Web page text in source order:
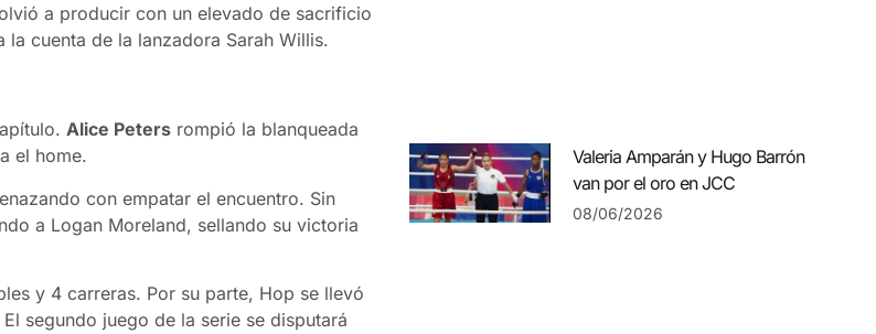
a producir con un elevado de sacrificio
cuenta de la lanzadora Sarah Willis.
Alice Peters rompió la blanqueada
el home.
con empatar el encuentro. Sin
a Logan Moreland, sellando su victoria
y 4 carreras. Por su parte, Hop se llevó
segundo juego de la serie se disputará
Valeria Amparán y Hugo Barrón
van por el oro en JCC
08/06/2026